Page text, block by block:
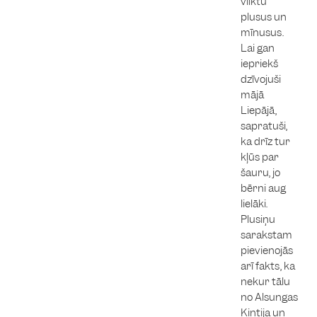
plusus un
mīnusus.
Lai gan
iepriekš
dzīvojuši
mājā
Liepājā,
sapratuši,
ka drīz tur
kļūs par
šauru, jo
bērni aug
lielāki.
Plusiņu
sarakstam
pievienojās
arī fakts, ka
nekur tālu
no Alsungas
Kintija un